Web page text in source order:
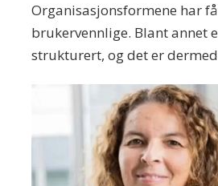
Organisasjonsformene har
brukervennlige. Blant annet
strukturert, og det er